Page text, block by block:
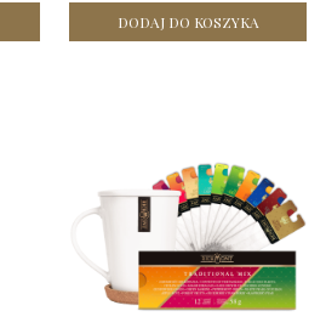
DODAJ DO KOSZYKA